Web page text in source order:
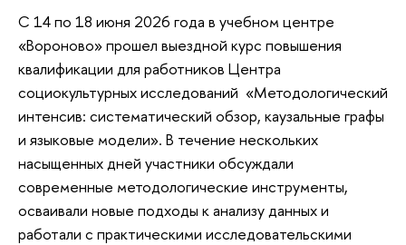
С 14 по 18 июня 2026 года в учебном центре
«Вороново» прошел выездной курс повышения
квалификации для работников Центра
социокультурных исследований «Методологический
интенсив: систематический обзор, каузальные графы
и языковые модели». В течение нескольких
насыщенных дней участники обсуждали
современные методологические инструменты,
осваивали новые подходы к анализу данных и
работали с практическими исследовательскими